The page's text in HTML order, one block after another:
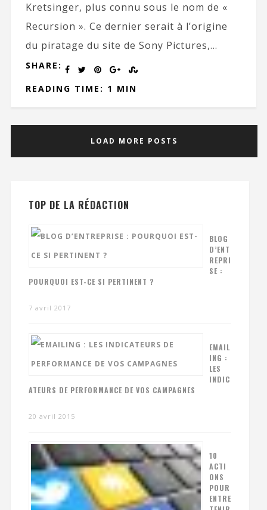
Kretsinger, plus connu sous le nom de «
Recursion ». Ce dernier serait à l’origine
du piratage du site de Sony Pictures,...
SHARE:
READING TIME: 1 MIN
LOAD MORE POSTS
TOP DE LA RÉDACTION
BLOG
D’ENT
REPRI
SE :
POURQUOI EST-CE SI PERTINENT ?
7 avril 2017
EMAIL
ING :
LES
INDIC
ATEURS DE PERFORMANCE DE VOS CAMPAGNES
20 avril 2015
10
ACTI
ONS
POUR
ENTRE